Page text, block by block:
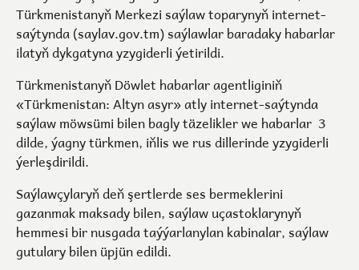
Türkmenistanyň Merkezi saýlaw toparynyň internet-
saýtynda (saylav.gov.tm) saýlawlar baradaky habarlar
ilatyň dykgatyna yzygiderli ýetirildi.
Türkmenistanyň Döwlet habarlar agentliginiň
«Türkmenistan: Altyn asyr» atly internet-saýtynda
saýlaw möwsümi bilen bagly täzelikler we habarlar 3
dilde, ýagny türkmen, iňlis we rus dillerinde yzygiderli
ýerleşdirildi.
Saýlawçylaryň deň şertlerde ses bermeklerini
gazanmak maksady bilen, saýlaw uçastoklarynyň
hemmesi bir nusgada taýýarlanylan kabinalar, saýlaw
gutulary bilen üpjün edildi.